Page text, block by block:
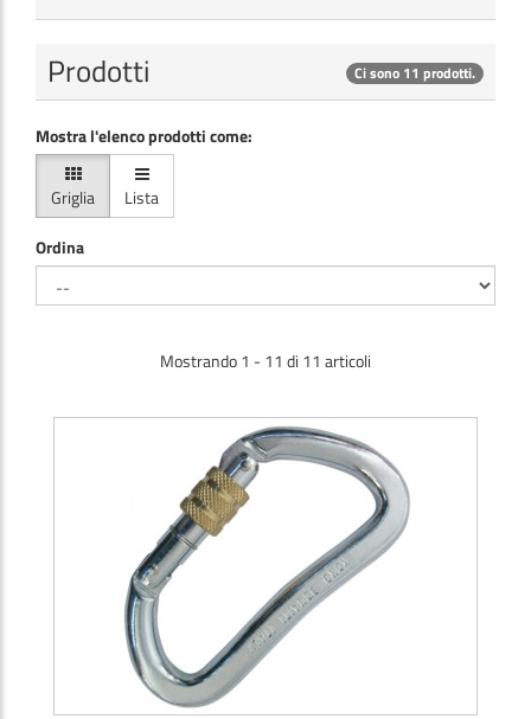
Prodotti Ci sono 11 prodotti.
Mostra l'elenco prodotti come:
Griglia
Lista
Ordina
Mostrando 1 - 11 di 11 articoli